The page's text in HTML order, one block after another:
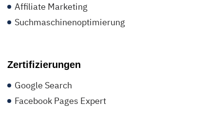
Affiliate Marketing
Suchmaschinenoptimierung
Zertifizierungen
Google Search
Facebook Pages Expert